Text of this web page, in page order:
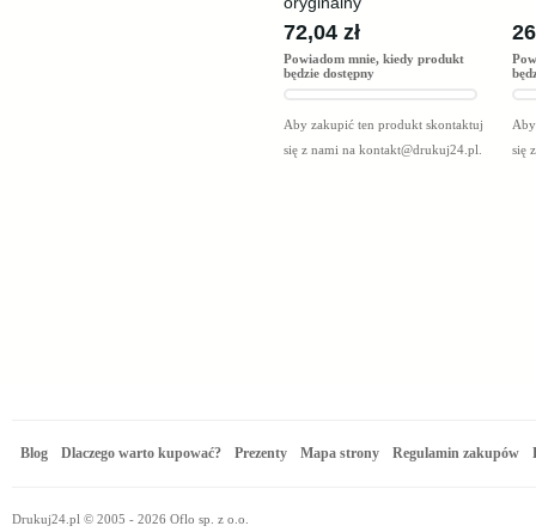
72,04 zł
Powiadom mnie, kiedy produkt
będzie dostępny
Aby zakupić ten produkt skontaktuj
się z nami na kontakt@drukuj24.pl
się
Blog Dlaczego warto kupować? Prezenty Mapa strony Regulamin zakupów
Drukuj24.pl © 2005 - 2026 Oflo sp. z o.o.